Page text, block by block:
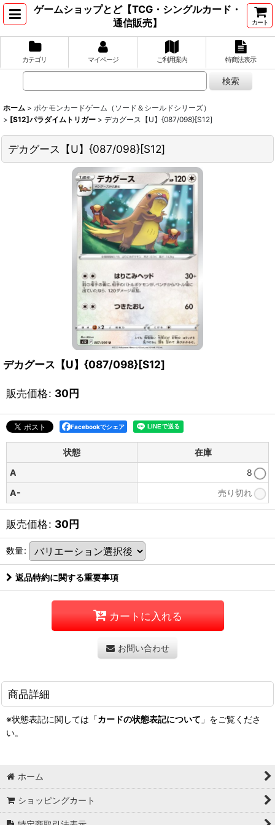
ゲームショップとど【TCG・シングルカード・
通信販売】
カート
カテゴリ マイページ ご利用案内 特商法表示
ホーム > ポケモンカードゲーム（ソード＆シールドシリーズ）
> [S12]パラダイムトリガー > デカグース【U】{087/098}[S12]
デカグース【U】{087/098}[S12]
デカグース【U】{087/098}[S12]
販売価格: 30円
Facebookでシェア
状態
在庫
A
8
A-
売り切れ
販売価格: 30円
数量:
返品特約に関する重要事項
カートに入れる
お問い合わせ
商品詳細
※状態表記に関しては「カードの状態表記について 」をご覧くださ
い。
ホーム
ショッピングカート